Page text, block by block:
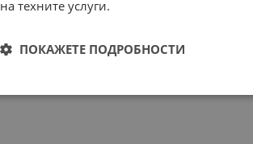
на техните услуги.
ПОКАЖЕТЕ ПОДРОБНОСТИ